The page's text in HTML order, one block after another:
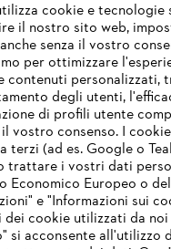
MAIL
Iscriviti ora
#STIHL
WIRD NICHT
cookie e tecnologie
il nostro sito web,
senza il vostro
per ottimizzare
contenuti personalizzati,
degli utenti,
di profili utente
vostro consenso. I
terzi (ad es. Google o
trattare i vostri dati
Economico Europeo o
e "Informazioni sui
cookie utilizzati da noi
si acconsente all'utilizzo